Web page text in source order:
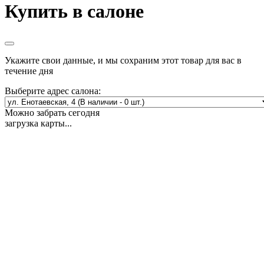
Купить в салоне
Укажите свои данные, и мы сохраним этот товар для вас в
течение дня
Выберите адрес салона:
Можно забрать сегодня
загрузка карты...